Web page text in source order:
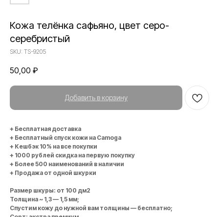
Кожа телёнка сафьяно, цвет серо-
серебристый
SKU: TS-9205
50,00 ₽
Добавить в корзину
+ Бесплатная доставка
+ Бесплатный спуск кожи на Camoga
+ Кешбэк 10% на все покупки
+ 1000 рублей скидка на первую покупку
+ Более 500 наименований в наличии
+ Продажа от одной шкурки
Размер шкуры: от 100 дм2
Толщина ~ 1,3 — 1,5 мм;
Спустим кожу до нужной вам толщины — бесплатно;